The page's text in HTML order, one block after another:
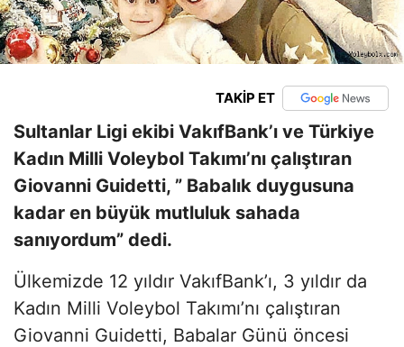
TAKİP ET
Sultanlar Ligi ekibi VakıfBank’ı ve Türkiye
Kadın Milli Voleybol Takımı’nı çalıştıran
Giovanni Guidetti, ” Babalık duygusuna
kadar en büyük mutluluk sahada
sanıyordum” dedi.
Ülkemizde 12 yıldır VakıfBank’ı, 3 yıldır da
Kadın Milli Voleybol Takımı’nı çalıştıran
Giovanni Guidetti, Babalar Günü öncesi